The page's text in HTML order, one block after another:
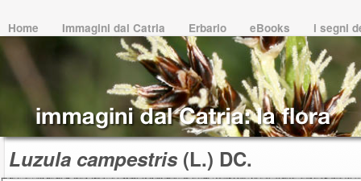
Home Immagini dal Catria Erbario eBooks i segni
Luzula campestris (L.) DC.